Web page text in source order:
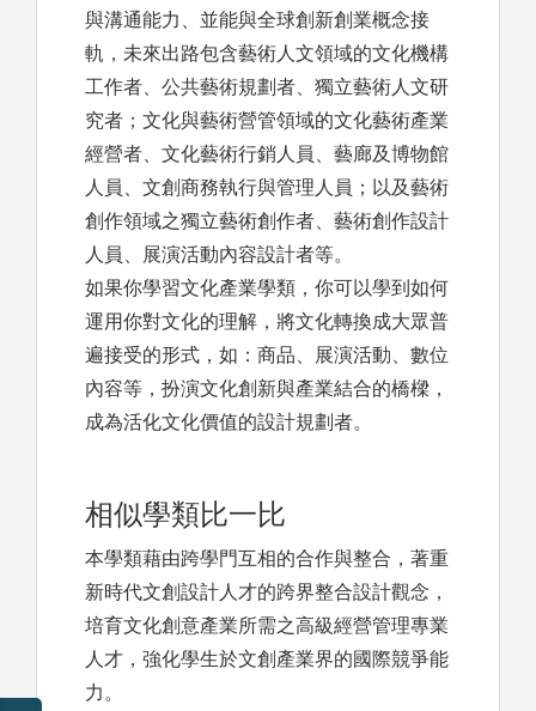
與溝通能力、並能與全球創新創業概念接
軌，未來出路包含藝術人文領域的文化機構
工作者、公共藝術規劃者、獨立藝術人文研
究者；文化與藝術營管領域的文化藝術產業
經營者、文化藝術行銷人員、藝廊及博物館
人員、文創商務執行與管理人員；以及藝術
創作領域之獨立藝術創作者、藝術創作設計
人員、展演活動內容設計者等。
如果你學習文化產業學類，你可以學到如何
運用你對文化的理解，將文化轉換成大眾普
遍接受的形式，如：商品、展演活動、數位
內容等，扮演文化創新與產業結合的橋樑，
成為活化文化價值的設計規劃者。
相似學類比一比
本學類藉由跨學門互相的合作與整合，著重
新時代文創設計人才的跨界整合設計觀念，
培育文化創意產業所需之高級經營管理專業
人才，強化學生於文創產業界的國際競爭能
力。